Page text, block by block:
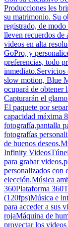
Producciones les
su matrimonio. Su
registrado, de
lleven recuerdos de
videos en alta
GoPro, y
preferencias, todo
inmediato.Servicios
slow motion, Blue
ocupará de obtener
Capturarán el
El paquete por
capacidad máxima
fotografía,pantalla
fotografías
de buenos
Infinity
para grabar
personalizados con
elección.Música
360Plataforma
(120fps)Música e
para acceder a sus
rojaMáquina de
proyectar los